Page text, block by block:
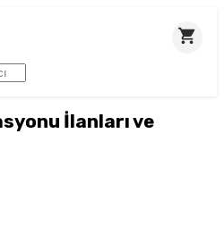
İlanları ve